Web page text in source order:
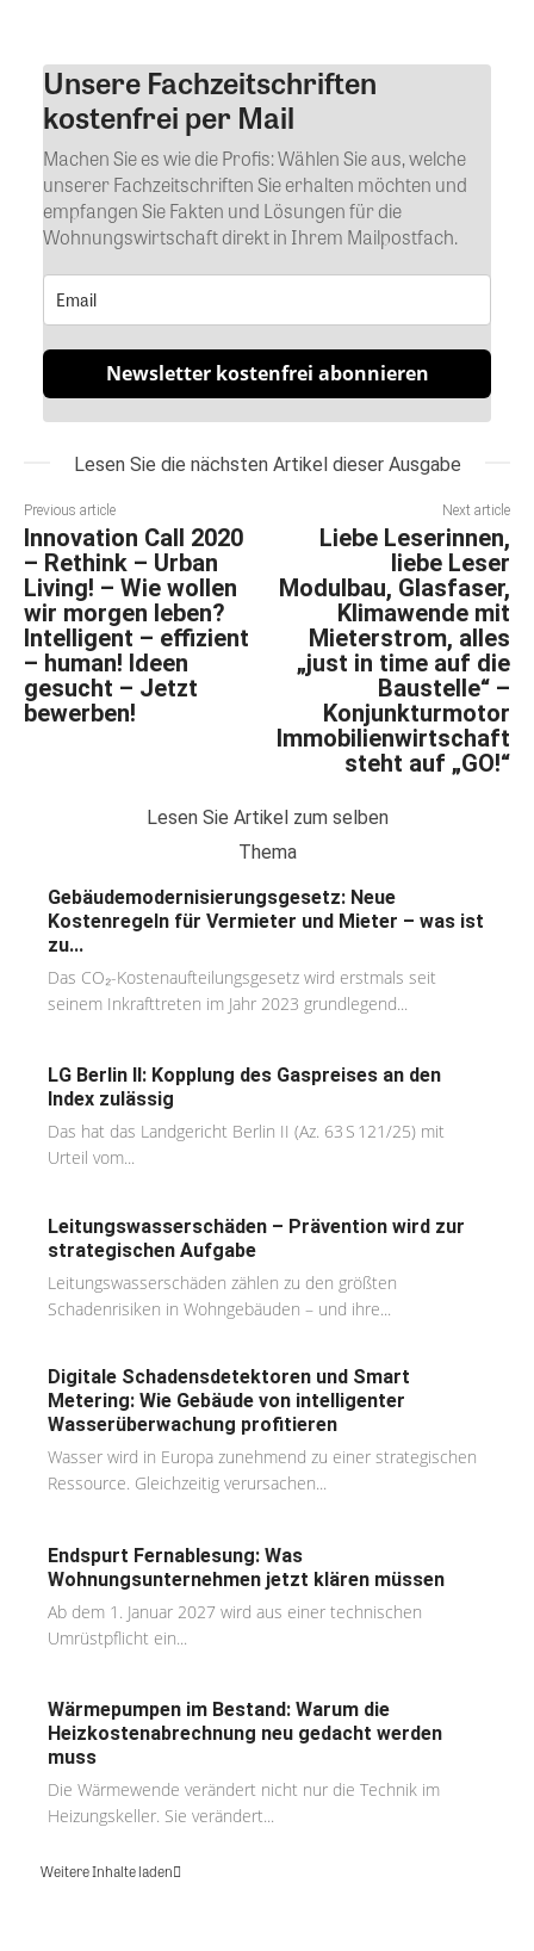
Kommentar
Unsere Fachzeitschriften
kostenfrei per Mail
Machen Sie es wie die Profis: Wählen Sie aus, welche
unserer Fachzeitschriften Sie erhalten möchten und
empfangen Sie Fakten und Lösungen für die
Wohnungswirtschaft direkt in Ihrem Mailpostfach.
Newsletter kostenfrei abonnieren
Lesen Sie die nächsten Artikel dieser Ausgabe
Previous article
Innovation Call 2020
– Rethink – Urban
Living! – Wie wollen
wir morgen leben?
Intelligent – effizient
– human! Ideen
gesucht – Jetzt
bewerben!
Next article
Liebe Leserinnen,
liebe Leser
Modulbau, Glasfaser,
Klimawende mit
Mieterstrom, alles
„just in time auf die
Baustelle“ –
Konjunkturmotor
Immobilienwirtschaft
steht auf „GO!“
Lesen Sie Artikel zum selben
Thema
Gebäudemodernisierungsgesetz: Neue
Kostenregeln für Vermieter und Mieter – was ist
zu...
Das CO₂-Kostenaufteilungsgesetz wird erstmals seit
seinem Inkrafttreten im Jahr 2023 grundlegend...
LG Berlin II: Kopplung des Gaspreises an den
Index zulässig
Das hat das Landgericht Berlin II (Az. 63 S 121/25) mit
Urteil vom...
Leitungswasserschäden – Prävention wird zur
strategischen Aufgabe
Leitungswasserschäden zählen zu den größten
Schadenrisiken in Wohngebäuden – und ihre...
Digitale Schadensdetektoren und Smart
Metering: Wie Gebäude von intelligenter
Wasserüberwachung profitieren
Wasser wird in Europa zunehmend zu einer strategischen
Ressource. Gleichzeitig verursachen...
Endspurt Fernablesung: Was
Wohnungsunternehmen jetzt klären müssen
Ab dem 1. Januar 2027 wird aus einer technischen
Umrüstpflicht ein...
Wärmepumpen im Bestand: Warum die
Heizkostenabrechnung neu gedacht werden
muss
Die Wärmewende verändert nicht nur die Technik im
Heizungskeller. Sie verändert...
Weitere Inhalte laden